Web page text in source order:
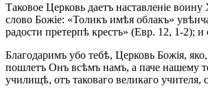
Таковое Церковь даетъ наставленіе
слово Божіе: «Толикъ имѣя облакъ»
радости претерпѣ крестъ» (Евр. 12, 1-2);
Благодаримъ убо тебѣ, Церковь Божія,
пошлетъ Онъ всѣмъ намъ, а паче нашему
училищѣ, отъ таковаго великаго